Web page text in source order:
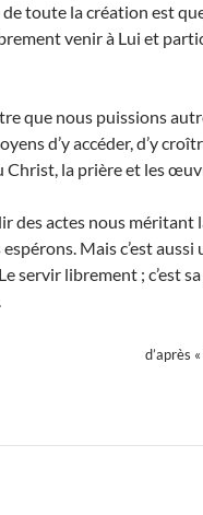
toute la création est
venir à Lui et
que nous puissions
d’y accéder, d’y
la prière et les
des actes nous méritant
Mais c’est aussi
servir librement ; c’est
d’après